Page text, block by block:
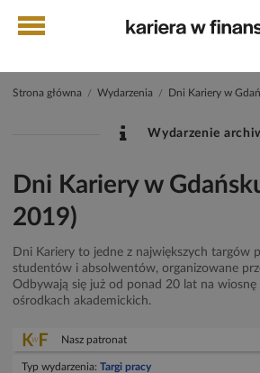
Strona główna / Wydarzenia / Dni Kariery w
Wydarzenie
Dni Kariery w
2019)
Dni Kariery to jedne z największych targów
studentów i absolwentów, organizowane
Odbywają się już od ponad 20 lat na wiosnę
ośrodkach akademickich.
Nasz patronat
Typ wydarzenia: Targi pracy